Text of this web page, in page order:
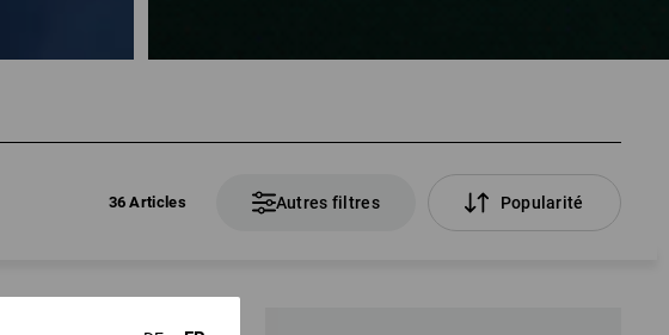
36 Articles Autres filtres Popularité